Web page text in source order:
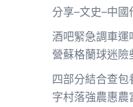
分享–文史–中國
酒吧緊急調車
營蘇格蘭球迷險
四部分結合查
字村落強農惠農